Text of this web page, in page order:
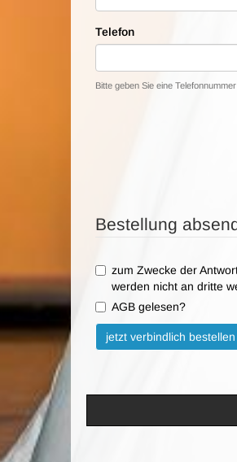
Telefon
Bitte geben Sie eine
Bestellung
zum Zwecke der
werden nicht an dritte
AGB gelesen?
Bitte nicht ausfüllen.
jetzt verbindlich bestellen